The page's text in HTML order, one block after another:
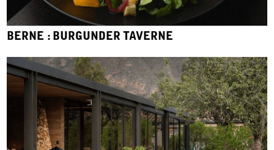
BERNE : BURGUNDER TAVERNE